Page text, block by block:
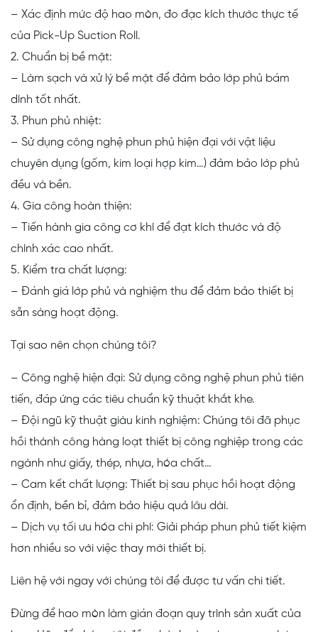
– Xác định mức độ hao mòn, đo đạc kích thước thực tế
của Pick-Up Suction Roll.
2. Chuẩn bị bề mặt:
– Làm sạch và xử lý bề mặt để đảm bảo lớp phủ bám
dính tốt nhất.
3. Phun phủ nhiệt:
– Sử dụng công nghệ phun phủ hiện đại với vật liệu
chuyên dụng (gốm, kim loại hợp kim…) đảm bảo lớp phủ
đều và bền.
4. Gia công hoàn thiện:
– Tiến hành gia công cơ khí để đạt kích thước và độ
chính xác cao nhất.
5. Kiểm tra chất lượng:
– Đánh giá lớp phủ và nghiệm thu để đảm bảo thiết bị
sẵn sàng hoạt động.
Tại sao nên chọn chúng tôi?
– Công nghệ hiện đại: Sử dụng công nghệ phun phủ tiên
tiến, đáp ứng các tiêu chuẩn kỹ thuật khắt khe.
– Đội ngũ kỹ thuật giàu kinh nghiệm: Chúng tôi đã phục
hồi thành công hàng loạt thiết bị công nghiệp trong các
ngành như giấy, thép, nhựa, hóa chất…
– Cam kết chất lượng: Thiết bị sau phục hồi hoạt động
ổn định, bền bỉ, đảm bảo hiệu quả lâu dài.
– Dịch vụ tối ưu hóa chi phí: Giải pháp phun phủ tiết kiệm
hơn nhiều so với việc thay mới thiết bị.
Liên hệ với ngay với chúng tôi để được tư vấn chi tiết.
Đừng để hao mòn làm gián đoạn quy trình sản xuất của